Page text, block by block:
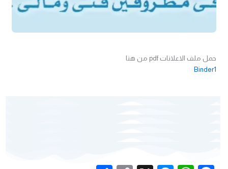
حمل ملف الاعلانات pdf من هنا
Binder1